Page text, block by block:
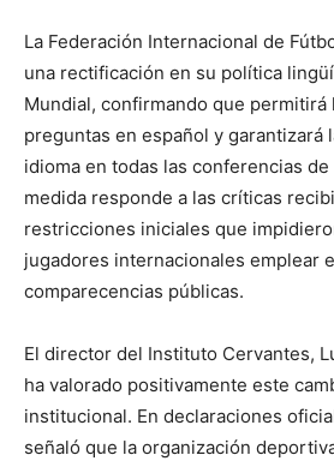
La Federación Internacional de
una rectificación en su política
Mundial, confirmando que permitirá
preguntas en español y garantizará
idioma en todas las conferencias
medida responde a las críticas
restricciones iniciales que
jugadores internacionales emplear
comparecencias públicas.
El director del Instituto Cervantes,
ha valorado positivamente este
institucional. En declaraciones
señaló que la organización